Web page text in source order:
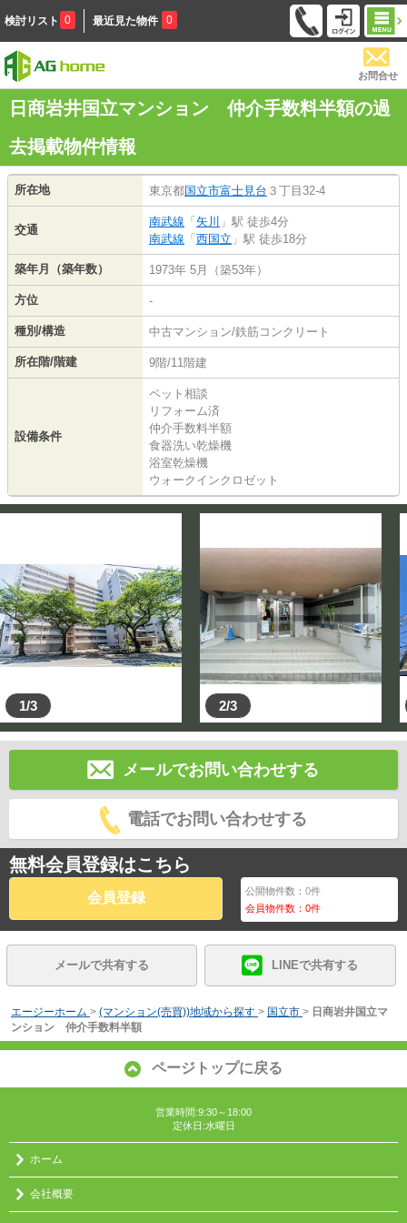
検討リスト 0 最近見た物件 0
お問合せ
日商岩井国立マンション 仲介手数料半額の過
去掲載物件情報
所在地 東京都国立市富士見台 ３丁目32-4
交通
南武線 「 矢川 」駅 徒歩4分
南武線 「 西国立 」駅 徒歩18分
築年月（築年数） 1973年 5月（築53年）
方位 -
種別/構造 中古マンション/鉄筋コンクリート
所在階/階建 9階/11階建
設備条件
ペット相談
リフォーム済
仲介手数料半額
食器洗い乾燥機
浴室乾燥機
ウォークインクロゼット
1/3 2/3
メールでお問い合わせする
電話でお問い合わせする
無料会員登録はこちら
会員登録 公開物件数：0件
会員物件数：0件
メールで共有する LINEで共有する
エージーホーム > (マンション(売買))地域から探す > 国立市 > 日商岩井国立マ
ンション 仲介手数料半額
ページトップに戻る
営業時間:9:30～18:00
定休日:水曜日
ホーム
会社概要